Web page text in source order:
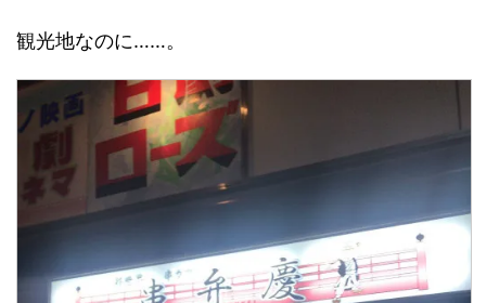
観光地なのに……。